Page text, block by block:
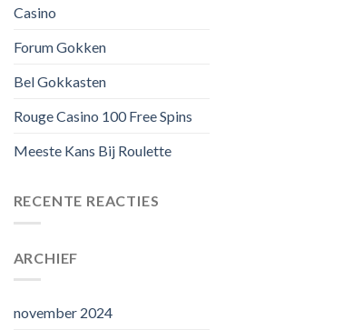
Casino
Forum Gokken
Bel Gokkasten
Rouge Casino 100 Free Spins
Meeste Kans Bij Roulette
RECENTE REACTIES
ARCHIEF
november 2024